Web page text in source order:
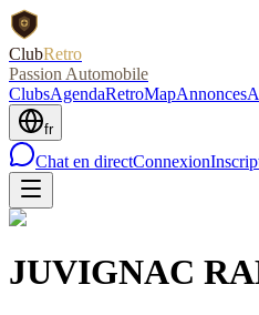
ClubRetro
Passion Automobile
ClubsAgendaRetroMapAnnonces
fr
Chat en directConnexion
JUVIGNAC